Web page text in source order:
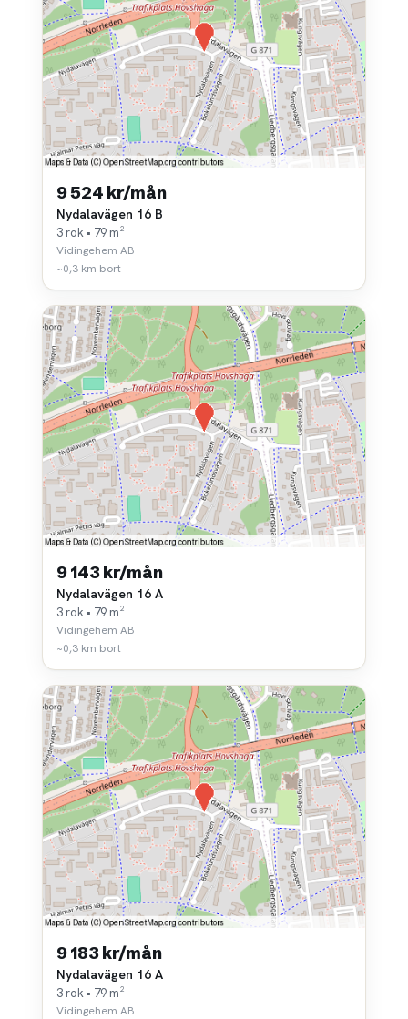
9 524 kr/mån
Nydalavägen 16 B
3 rok • 79 m²
Vidingehem AB
~0,3 km bort
9 143 kr/mån
Nydalavägen 16 A
3 rok • 79 m²
Vidingehem AB
~0,3 km bort
9 183 kr/mån
Nydalavägen 16 A
3 rok • 79 m²
Vidingehem AB